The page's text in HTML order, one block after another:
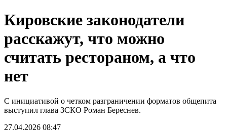
Кировские законодатели
расскажут, что можно
считать рестораном, а что
нет
С инициативой о четком разграничении форматов общепита
выступил глава ЗСКО Роман Береснев.
27.04.2026 08:47